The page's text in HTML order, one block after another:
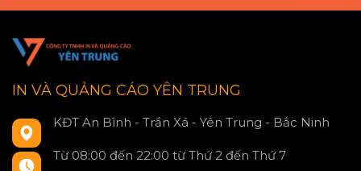
IN VÀ QUẢNG CÁO YÊN TRUNG
KĐT An Bình - Trần Xá - Yên Trung - Bắc Ninh
Từ 08:00 đến 22:00 từ Thứ 2 đến Thứ 7